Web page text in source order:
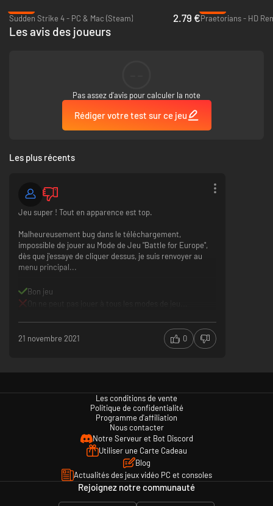
Sudden Strike 4 - PC & Mac (Steam)
2.79 €Praetorians - HD
Les avis des joueurs
Pas assez d'avis pour calculer la note
Rédiger votre test sur ce jeu
Les plus récents
Jeu super ! Tout en apparence est top.
Malheureusement bug dans le téléchargement,
impossible de jouer au Mode de Jeu "Battle for Europe",
dès que j'essaye de cliquer dessus, je suis renvoyer au
menu principal...
Bon jeu
21 novembre 2021 0
Les conditions de vente
Politique de confidentialité
Programme d'affiliation
Nous contacter
Notre Serveur et Bot Discord
Utiliser une Carte Cadeau
Blog
Actualités des jeux vidéo PC et consoles
Rejoignez notre communauté